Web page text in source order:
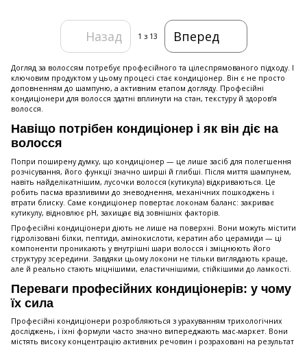
Назад 1 з 13 Вперед
Догляд за волоссям потребує професійного та цілеспрямованого підходу. І
ключовим продуктом у цьому процесі стає кондиціонер. Він є не просто
доповненням до шампуню, а активним етапом догляду. Професійні
кондиціонери для волосся здатні вплинути на стан, текстуру й здоров’я
волосся.
Навіщо потрібен кондиціонер і як він діє на
волосся
Попри поширену думку, що кондиціонер — це лише засіб для полегшення
розчісування, його функції значно ширші й глибші. Після миття шампунем,
навіть найделікатнішим, лусочки волосся (кутикула) відкриваються. Це
робить пасма вразливими до зневоднення, механічних пошкоджень і
втрати блиску. Саме кондиціонер повертає локонам баланс: закриває
кутикулу, відновлює рН, захищає від зовнішніх факторів.
Професійні кондиціонери діють не лише на поверхні. Вони можуть містити
гідролізовані білки, пептиди, амінокислоти, кератин або церамиди — ці
компоненти проникають у внутрішні шари волосся і зміцнюють його
структуру зсередини. Завдяки цьому локони не тільки виглядають краще,
але й реально стають міцнішими, еластичнішими, стійкішими до ламкості.
Переваги професійних кондиціонерів: у чому
їх сила
Професійні кондиціонери розробляються з урахуванням трихологічних
досліджень, і їхні формули часто значно випереджають мас-маркет. Вони
містять високу концентрацію активних речовин і розраховані на результат